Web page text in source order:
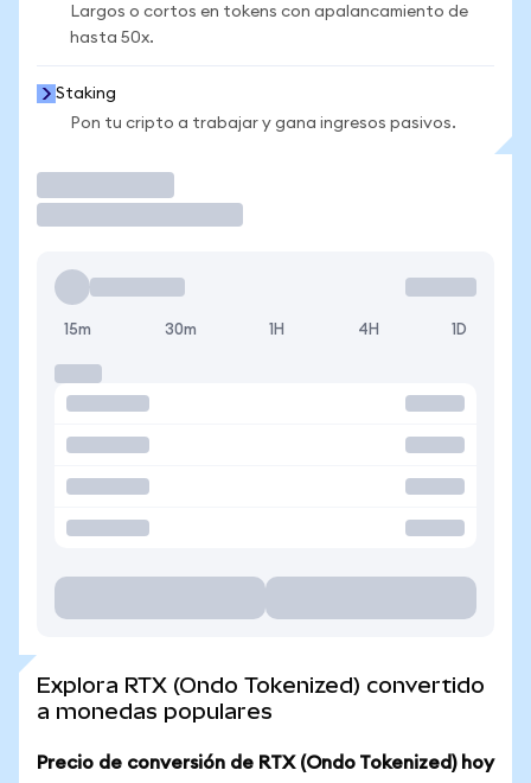
Largos o cortos en tokens con apalancamiento de
hasta 50x.
Staking
Pon tu cripto a trabajar y gana ingresos pasivos.
15m 30m 1H 4H 1D
Explora RTX (Ondo Tokenized) convertido
a monedas populares
Precio de conversión de RTX (Ondo Tokenized) hoy